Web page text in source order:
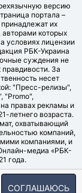
версию
портала –
их
которых
условиях лицензии
РБК-Украина
суждения не
За
несет
"Пресс-релизы",
"Promo",
правах рекламы и
летнего возраста.
охватывающий
компаний,
компаниями, и
медиа «РБК-
года.
СОГЛАШАЮСЬ